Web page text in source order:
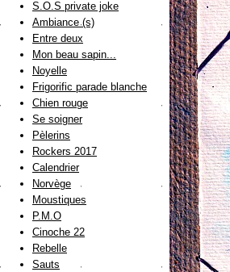
S.O.S private joke
Ambiance (s)
Entre deux
Mon beau sapin...
Noyelle
Frigorific parade blanche
Chien rouge
Se soigner
Pèlerins
Rockers 2017
Calendrier
Norvège
Moustiques
P.M.O
Cinoche 22
Rebelle
Sauts